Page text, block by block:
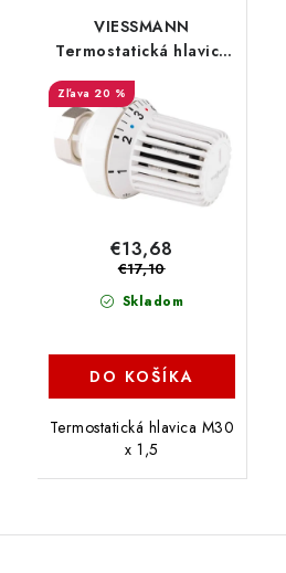
VIESSMANN
Termostatická hlavica
20 %
Skladom
€13,68
€17,10
DO KOŠÍKA
Termostatická hlavica M30
x 1,5